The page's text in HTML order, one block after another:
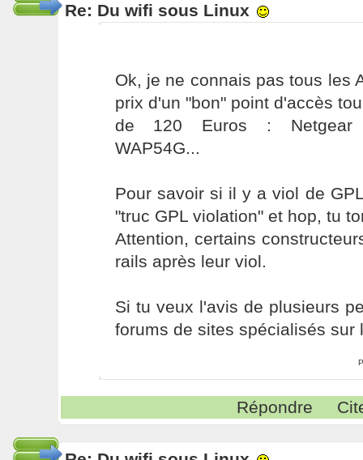
Re: Du wifi sous Linux
Ok, je ne connais pas tous les
prix d'un "bon" point d'accès
de 120 Euros : Netgear
WAP54G...
Pour savoir si il y a viol de
"truc GPL violation" et hop, tu
Attention, certains
rails après leur viol.
Si tu veux l'avis de plusieurs
forums de sites spécialisés sur
Répondre